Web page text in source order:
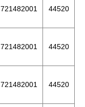
721482001 44520
721482001 44520
721482001 44520